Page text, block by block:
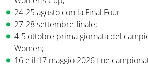
24-25 agosto con la Final Four
27-28 settembre finale;
4-5 ottobre prima giornata del
Women;
16 e il 17 maggio 2026 fine